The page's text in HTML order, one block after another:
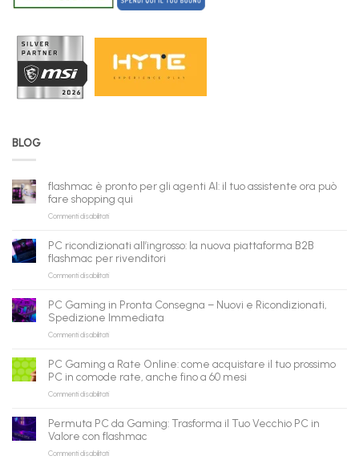
BLOG
flashmac è pronto per gli agenti AI: il tuo assistente ora può
fare shopping qui
Commenti disabilitatisu
pronto
per
gli
AI:
il
tuo
assistente
può
fare
qui
PC ricondizionati all’ingrosso: la nuova piattaforma B2B
flashmac per rivenditori
Commenti disabilitatisu
ricondizionati
all’ingrosso:
la
nuova
B2B
flashmac
per
rivenditori
PC Gaming in Pronta Consegna – Nuovi e Ricondizionati,
Spedizione Immediata
Commenti disabilitatisu
Gaming
in
Pronta
Consegna
Nuovi
Ricondizionati,
Spedizione
PC Gaming a Rate Online: come acquistare il tuo prossimo
PC in comode rate, anche fino a 60 mesi
Commenti disabilitatisu
Gaming
Rate
Online:
Permuta PC da Gaming: Trasforma il Tuo Vecchio PC in
Valore con flashmac
Commenti disabilitatisu